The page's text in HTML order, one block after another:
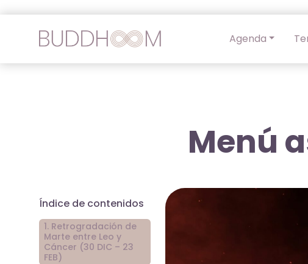
Agenda
Menú
Índice de contenidos
1. Retrogradación de
Marte entre Leo y
Cáncer (30 DIC – 23
FEB)